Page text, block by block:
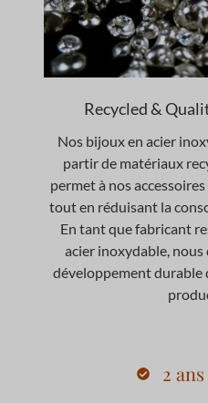
Recycled &
Nos bijoux en acier
partir de matériaux
permet à nos
tout en réduisant la
En tant que fabricant
acier inoxydable,
développement durable
2